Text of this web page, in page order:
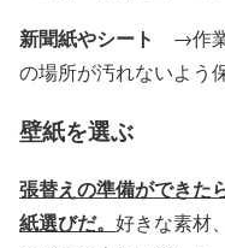
新聞紙やシート
→作業
の場所が汚れないよう
壁紙を選ぶ
張替えの準備ができた
紙選びだ。 好きな素材